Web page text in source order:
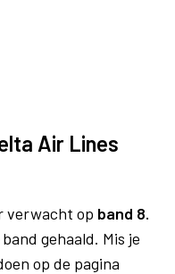
Air Lines
verwacht op band 8.
gehaald. Mis je
op de pagina